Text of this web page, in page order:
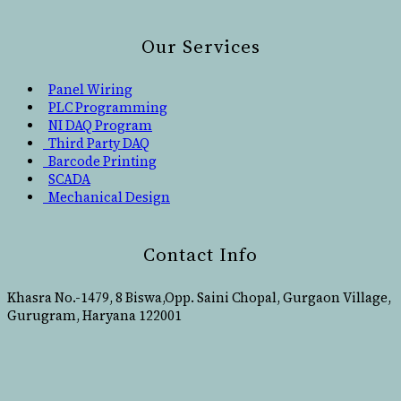
Our Services
Panel Wiring
PLC Programming
NI DAQ Program
Third Party DAQ
Barcode Printing
SCADA
Mechanical Design
Contact Info
Khasra No.-1479, 8 Biswa,Opp. Saini Chopal, Gurgaon Village,
Gurugram, Haryana 122001